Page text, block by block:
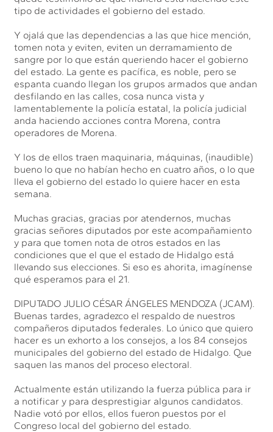
tipo de actividades el gobierno del estado.
Y ojalá que las dependencias a las que hice mención,
tomen nota y eviten, eviten un derramamiento de
sangre por lo que están queriendo hacer el gobierno
del estado. La gente es pacífica, es noble, pero se
espanta cuando llegan los grupos armados que andan
desfilando en las calles, cosa nunca vista y
lamentablemente la policía estatal, la policía judicial
anda haciendo acciones contra Morena, contra
operadores de Morena.
Y los de ellos traen maquinaria, máquinas, (inaudible)
bueno lo que no habían hecho en cuatro años, o lo que
lleva el gobierno del estado lo quiere hacer en esta
semana.
Muchas gracias, gracias por atendernos, muchas
gracias señores diputados por este acompañamiento
y para que tomen nota de otros estados en las
condiciones que el que el estado de Hidalgo está
llevando sus elecciones. Si eso es ahorita, imagínense
qué esperamos para el 21.
DIPUTADO JULIO CÉSAR ÁNGELES MENDOZA (JCAM).
Buenas tardes, agradezco el respaldo de nuestros
compañeros diputados federales. Lo único que quiero
hacer es un exhorto a los consejos, a los 84 consejos
municipales del gobierno del estado de Hidalgo. Que
saquen las manos del proceso electoral.
Actualmente están utilizando la fuerza pública para ir
a notificar y para desprestigiar algunos candidatos.
Nadie votó por ellos, ellos fueron puestos por el
Congreso local del gobierno del estado.